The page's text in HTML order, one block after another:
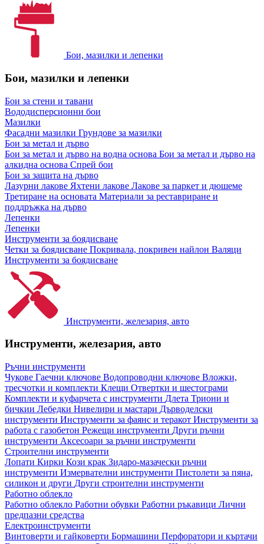
Бои, мазилки и лепенки
Бои, мазилки и лепенки
Бои за стени и тавани
Вододисперсионни бои
Мазилки
Фасадни мазилки Грундове за мазилки
Бои за метал и дърво
Бои за метал и дърво на водна основа Бои за метал и дърво на
алкидна основа Спрей бои
Бои за защита на дърво
Лазурни лакове Яхтени лакове Лакове за паркет и дюшеме
Третиране на основата Материали за реставриране и
поддръжка на дърво
Лепенки
Лепенки
Инструменти за боядисване
Четки за боядисване Покривала, покривен найлон Валяци
Инструменти за боядисване
Инструменти, железария, авто
Инструменти, железария, авто
Ръчни инструменти
Чукове Гаечни ключове Водопроводни ключове Вложки,
тресчотки и комплекти Клещи Отвертки и шестограми
Комплекти и куфарчета с инструменти Длета Триони и
бичкии Лебедки Нивелири и мастари Дърводелски
инструменти Инструменти за фаянс и теракот Инструменти за
работа с газобетон Режещи инструменти Други ръчни
инструменти Аксесоари за ръчни инструменти
Строителни инструменти
Лопати Кирки Кози крак Зидаро-мазачески ръчни
инструменти Измервателни инструменти Пистолети за пяна,
силикон и други Други строителни инструменти
Работно облекло
Работно облекло Работни обувки Работни ръкавици Лични
предпазни средства
Електроинструменти
Винтоверти и гайковерти Бормашини Перфоратори и къртачи